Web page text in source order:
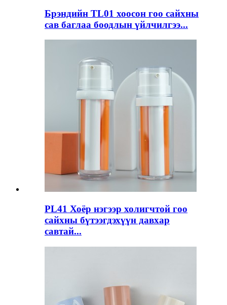
Брэндийн TL01 хоосон гоо сайхны
сав баглаа боодлын үйлчилгээ...
PL41 Хоёр нэгээр холигчтой гоо
сайхны бүтээгдэхүүн давхар
савтай...